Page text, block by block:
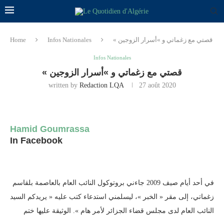
Home Infos Nationales « قصتي مع زغماتي و »أسرار الزوجين
Infos Nationales
« قصتي مع زغماتي و »أسرار الزوجين
written by Redaction LQA 27 août 2020
Hamid Goumrassa
In Facebook
زغماتي، إلى مقر « الخبر »، ليسلمني استدعاء كتب عليه « يريدكم السيد
النائب العام لدى مجلس قضاء الجزائر لأمر هام ». الوثيقة عليها ختم